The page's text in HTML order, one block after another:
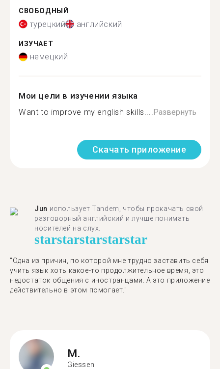
СВОБОДНЫЙ
турецкий английский
ИЗУЧАЕТ
немецкий
Мои цели в изучении языка
Want to improve my english skills....Развернуть
Скачать приложение
Jun использует Tandem, чтобы прокачать свой
разговорный английский и лучше понимать
носителей на слух.
starstarstarstarstar
"Одна из причин, по которой мне трудно заставить себя
учить язык хоть какое-то продолжительное время, это
недостаток общения с иностранцами. А это приложение
действительно в этом помогает."
M.
Giessen